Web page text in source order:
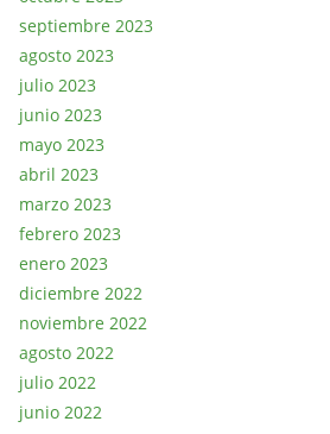
septiembre 2023
agosto 2023
julio 2023
junio 2023
mayo 2023
abril 2023
marzo 2023
febrero 2023
enero 2023
diciembre 2022
noviembre 2022
agosto 2022
julio 2022
junio 2022